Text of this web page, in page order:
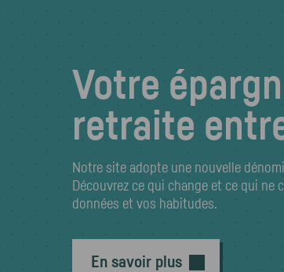
Votre
retraite
Notre site adopte une nouvelle
Découvrez ce qui change et ce qui ne
données et vos habitudes.
En savoir plus